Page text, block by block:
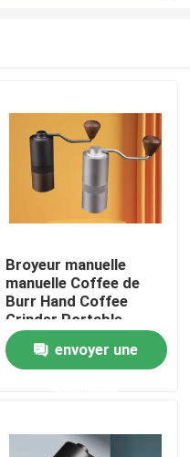
Broyeur manuelle
manuelle Coffee de
Burr Hand Coffee
Grinder Portable
envoyer une